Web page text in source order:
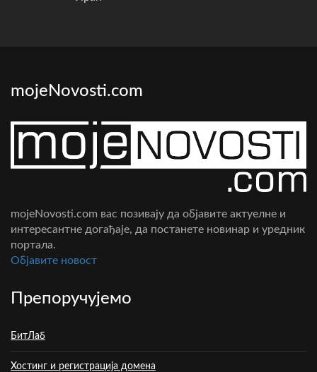
mojeNovosti.com
mojeNovosti.com вас позивају да објавите актуелне и
интересантне догађаје, да постанете новинар и уредник
портала.
Oбјавите новост
Препоручујемо
БитЛаб
Хостинг и регистрација домена